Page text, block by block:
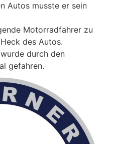
Autos musste er sein
Motorradfahrer zu
des Autos.
durch den
gefahren.